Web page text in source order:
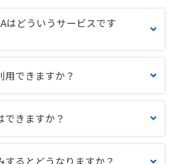
はどういうサービスです
用できますか？
できますか？